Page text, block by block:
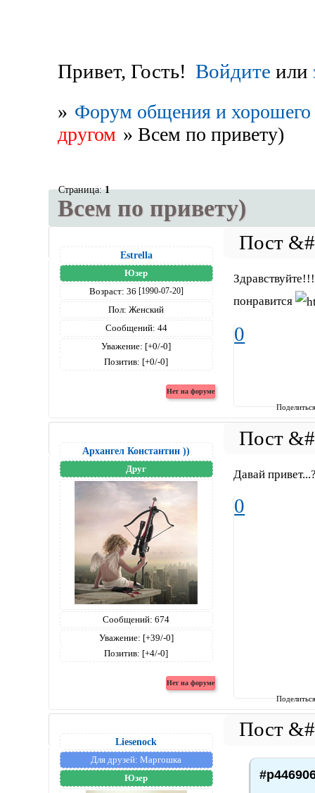
Привет, Гость! Войдите или
» Форум общения и хорошего
другом » Всем по привету)
Всем по привету)
Страница:1
Estrella
Юзер
Возраст: 36 [1990-07-20]
Пол: Женский
Сообщений: 44
Уважение: [+0/-0]
Позитив: [+0/-0]
понравится
0
Архангел Константин ))
Друг
Сообщений: 674
Уважение: [+39/-0]
Позитив: [+4/-0]
Давай
0
Liesenock
Для друзей: Маргошка
Юзер